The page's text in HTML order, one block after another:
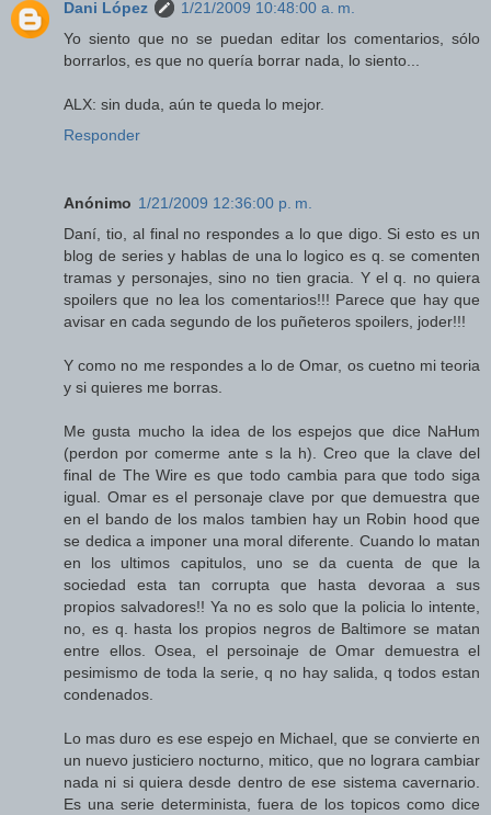
Dani López
1/21/2009 10:48:00 a. m.
Yo siento que no se puedan editar los comentarios, sólo
borrarlos, es que no quería borrar nada, lo siento...
ALX: sin duda, aún te queda lo mejor.
Responder
Anónimo 1/21/2009 12:36:00 p. m.
Daní, tio, al final no respondes a lo que digo. Si esto es un
blog de series y hablas de una lo logico es q. se comenten
tramas y personajes, sino no tien gracia. Y el q. no quiera
spoilers que no lea los comentarios!!! Parece que hay que
avisar en cada segundo de los puñeteros spoilers, joder!!!
Y como no me respondes a lo de Omar, os cuetno mi teoria
y si quieres me borras.
Me gusta mucho la idea de los espejos que dice NaHum
(perdon por comerme ante s la h). Creo que la clave del
final de The Wire es que todo cambia para que todo siga
igual. Omar es el personaje clave por que demuestra que
en el bando de los malos tambien hay un Robin hood que
se dedica a imponer una moral diferente. Cuando lo matan
en los ultimos capitulos, uno se da cuenta de que la
sociedad esta tan corrupta que hasta devoraa a sus
propios salvadores!! Ya no es solo que la policia lo intente,
no, es q. hasta los propios negros de Baltimore se matan
entre ellos. Osea, el persoinaje de Omar demuestra el
pesimismo de toda la serie, q no hay salida, q todos estan
condenados.
Lo mas duro es ese espejo en Michael, que se convierte en
un nuevo justiciero nocturno, mitico, que no lograra cambiar
nada ni si quiera desde dentro de ese sistema cavernario.
Es una serie determinista, fuera de los topicos como dice